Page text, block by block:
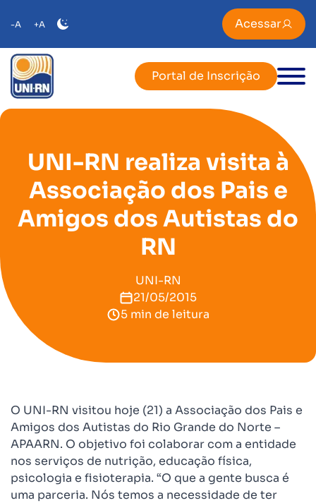
-A +A Acessar
Portal de Inscrição
UNI-RN realiza visita à
Associação dos Pais e
Amigos dos Autistas do
RN
UNI-RN
21/05/2015
5 min de leitura
O UNI-RN visitou hoje (21) a Associação dos Pais e
Amigos dos Autistas do Rio Grande do Norte –
APAARN. O objetivo foi colaborar com a entidade
nos serviços de nutrição, educação física,
psicologia e fisioterapia. “O que a gente busca é
uma parceria. Nós temos a necessidade de ter